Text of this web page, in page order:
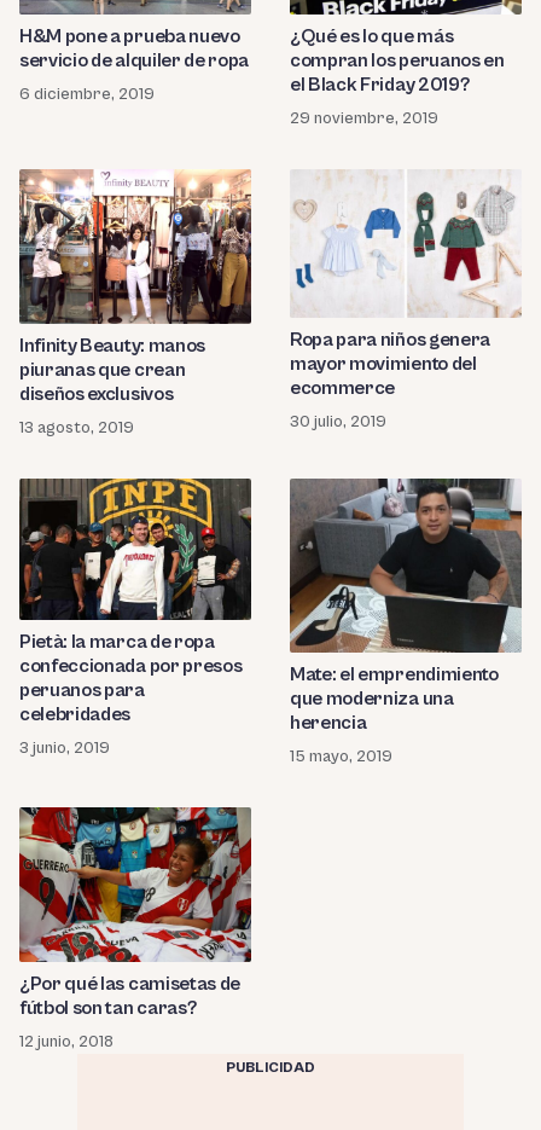
H&M pone a prueba nuevo
servicio de alquiler de ropa
6 diciembre, 2019
¿Qué es lo que más
compran los peruanos en
el Black Friday 2019?
29 noviembre, 2019
Infinity Beauty: manos
piuranas que crean
diseños exclusivos
13 agosto, 2019
Ropa para niños genera
mayor movimiento del
ecommerce
30 julio, 2019
Pietà: la marca de ropa
confeccionada por presos
peruanos para
celebridades
3 junio, 2019
Mate: el emprendimiento
que moderniza una
herencia
15 mayo, 2019
¿Por qué las camisetas de
fútbol son tan caras?
12 junio, 2018
PUBLICIDAD